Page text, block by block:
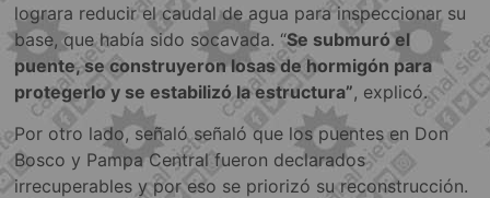
lograra reducir el caudal de agua para inspeccionar su
base, que había sido socavada. “Se submuró el
puente, se construyeron losas de hormigón para
protegerlo y se estabilizó la estructura”, explicó.
Por otro lado, señaló señaló que los puentes en Don
Bosco y Pampa Central fueron declarados
irrecuperables y por eso se priorizó su reconstrucción.